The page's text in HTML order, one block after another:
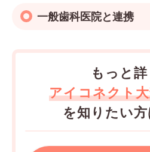
一般歯科医院と連携
もっと詳
アイコネクト
を知りたい